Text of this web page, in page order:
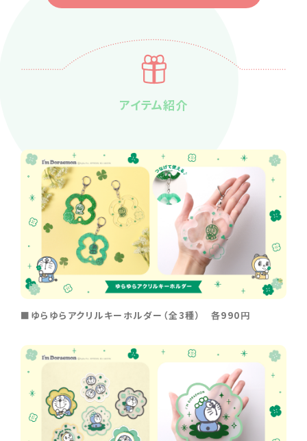
アイテム紹介
■ゆらゆらアクリルキーホルダー（全3種） 各990円